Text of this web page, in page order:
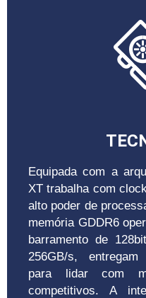
Equipada com a
XT trabalha com
alto poder de
memória GDDR6
barramento de
256GB/s, entregam
para lidar com
competitivos. A